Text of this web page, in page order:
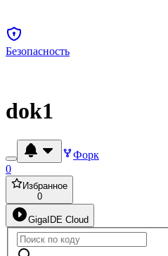
Безопасность
dok1
Форк
0
Избранное
0
GigaIDE Cloud